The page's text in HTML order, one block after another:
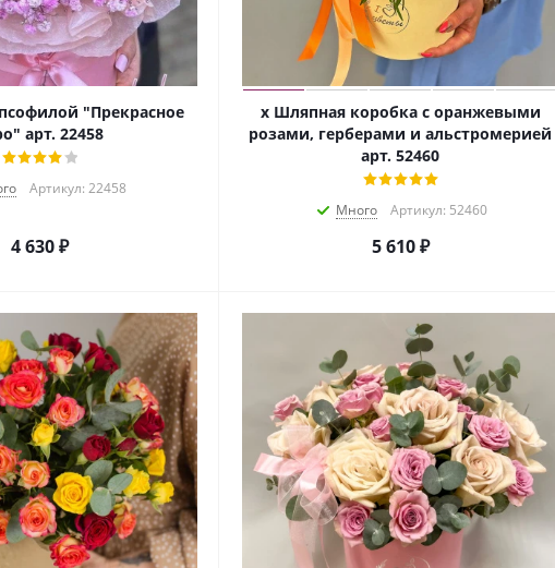
"Прекрасное
арт. 22458
Артикул: 22458
4 630₽
х Шляпная коробка с оранжевыми
розами, герберами и альстромерией
арт. 52460
Много Артикул: 52460
5 610₽